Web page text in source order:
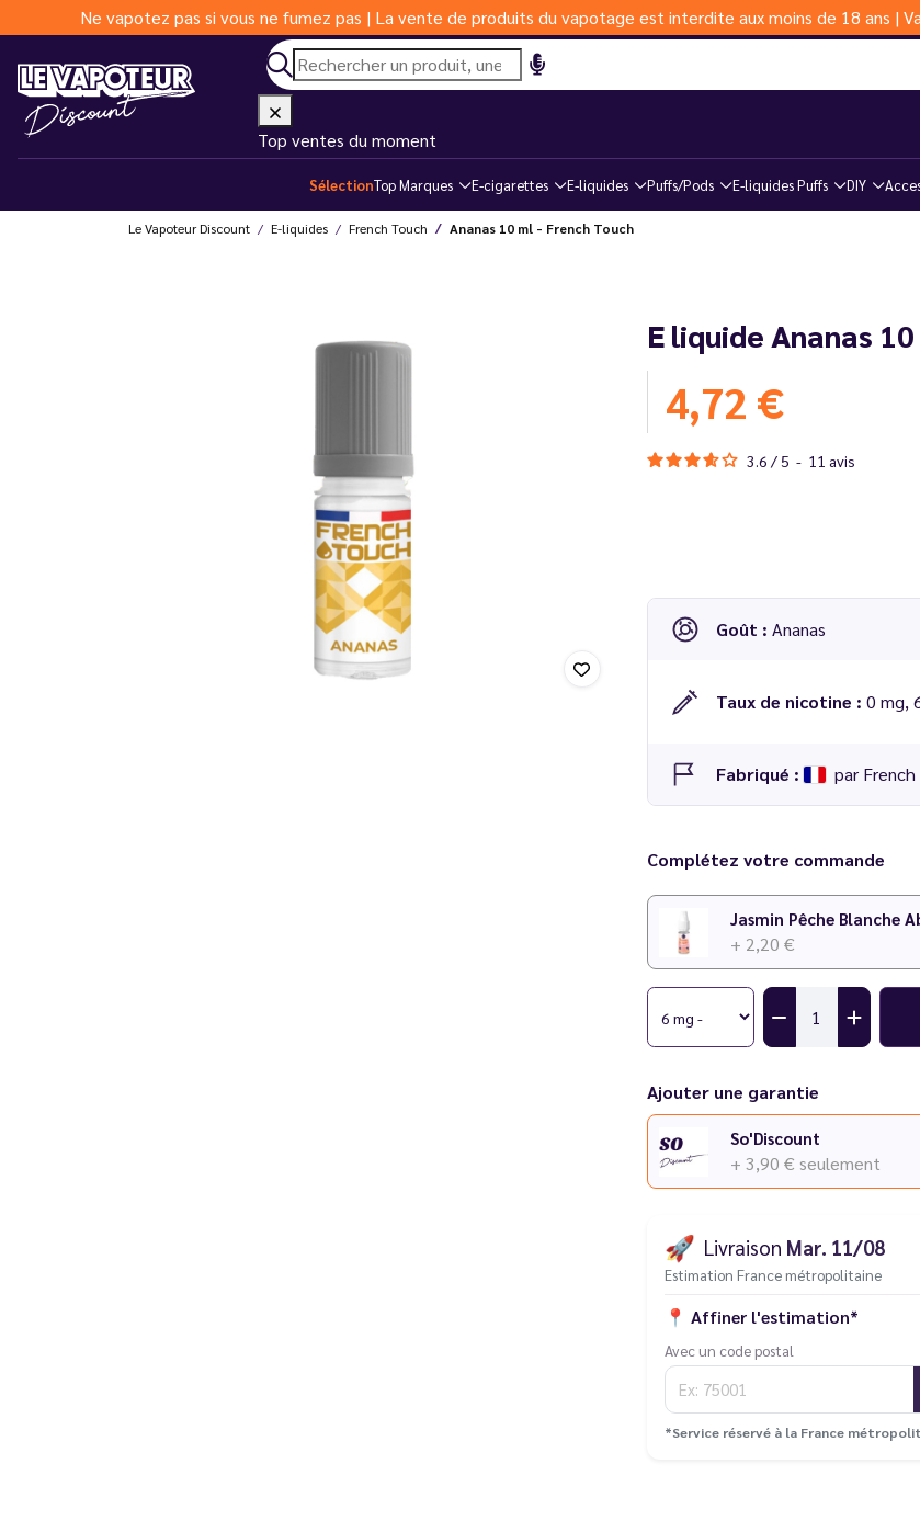
Ne vapotez pas si vous ne fumez pas | La vente de produits du vapotage est interdite aux moins de 18 ans |
Top ventes du moment
SélectionTop Marques E-cigarettes E-liquides Puffs/Pods E-liquides Puffs DIY
Le Vapoteur Discount E-liquides French Touch Ananas 10 ml - French Touch
E liquide Ananas
4,72 €
3.6 / 5 - 11 avis
Goût : Ananas
Taux de nicotine : 0 mg,
Fabriqué : par French
Complétez votre commande
+ 2,20 €
Ajouter une garantie
So'Discount
+ 3,90 € seulement
🚀 Livraison Mar. 11/08
Estimation France métropolitaine
📍 Affiner l'estimation*
Avec un code postal
*Service réservé à la France